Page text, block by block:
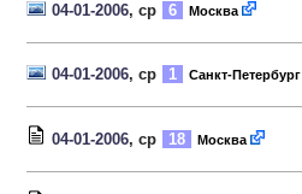
04-01-2006, ср 6 Москва
04-01-2006, ср 1 Санкт-Петербург
04-01-2006, ср 18 Москва